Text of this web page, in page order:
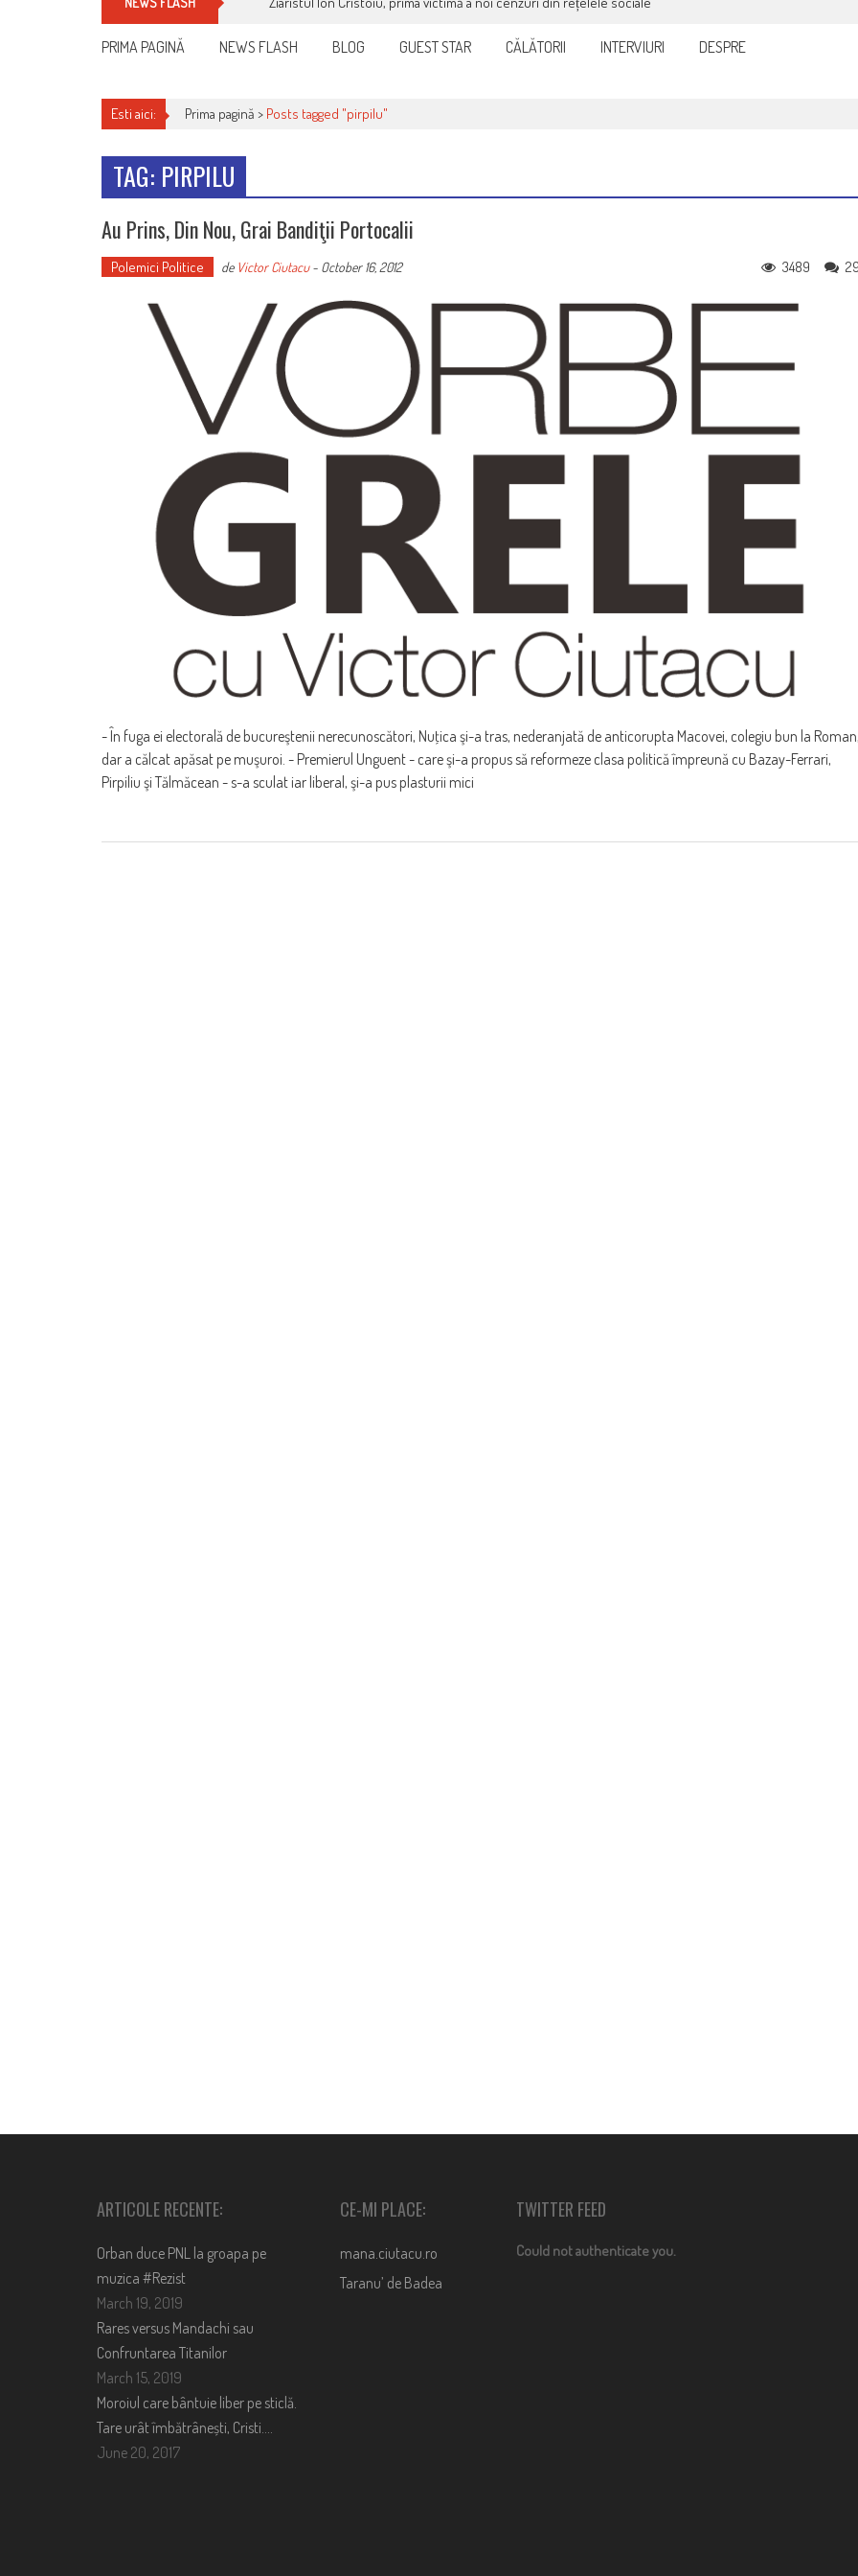
PRIMA PAGINĂ NEWS FLASH BLOG GUEST STAR CĂLĂTORII INTERVIURI DESPRE
Esti aici: Prima pagină > Posts tagged "pirpilu"
TAG: PIRPILU
Au Prins, Din Nou, Grai Bandiţii Portocalii
Polemici Politice de Victor Ciutacu- October 16, 2012 3489
- În fuga ei electorală de bucureştenii nerecunoscători, Nuţica şi-a tras, nederanjată de anticorupta Macovei, colegiu bun la
dar a călcat apăsat pe muşuroi. - Premierul Unguent - care şi-a propus să reformeze clasa politică împreună cu Bazay-Ferrari,
Pirpiliu şi Tălmăcean - s-a sculat iar liberal, şi-a pus plasturii mici
ARTICOLE RECENTE:
Orban duce PNL la groapa pe
muzica #Rezist
March 19, 2019
Rares versus Mandachi sau
Confruntarea Titanilor
March 15, 2019
Moroiul care bântuie liber pe sticlă.
Tare urât îmbătrânești, Cristi….
June 20, 2017
CE-MI PLACE:
mana.ciutacu.ro
Taranu’ de Badea
TWITTER FEED
Could not authenticate you.